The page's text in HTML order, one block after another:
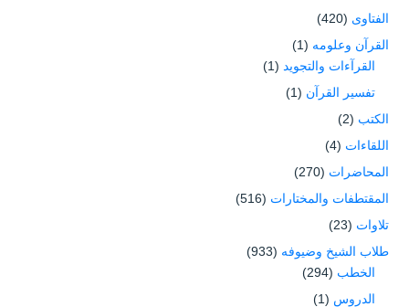
الفتاوى (420)
القرآن وعلومه (1)
القرآءات والتجويد (1)
تفسير القرآن (1)
الكتب (2)
اللقاءات (4)
المحاضرات (270)
المقتطفات والمختارات (516)
تلاوات (23)
طلاب الشيخ وضيوفه (933)
الخطب (294)
الدروس (1)